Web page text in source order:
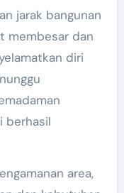
jarak bangunan
membesar dan
diri
berhasil
area,